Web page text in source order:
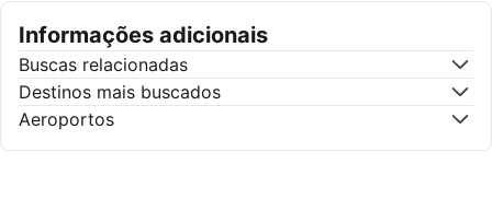
Informações adicionais
Buscas relacionadas
Destinos mais buscados
Aeroportos